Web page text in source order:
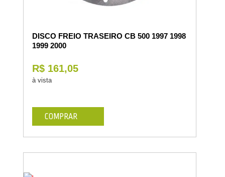
DISCO FREIO TRASEIRO CB 500 1997 1998
1999 2000
R$ 161,05
à vista
COMPRAR